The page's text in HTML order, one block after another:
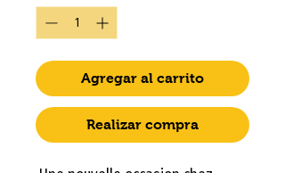
Agregar al carrito
Realizar compra